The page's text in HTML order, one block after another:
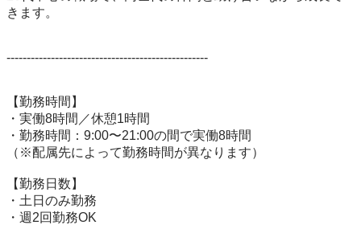
きます。
--------------------------------------------------
【勤務時間】
・実働8時間／休憩1時間
・勤務時間：9:00〜21:00の間で実働8時間
（※配属先によって勤務時間が異なります）
【勤務日数】
・土日のみ勤務
・週2回勤務OK